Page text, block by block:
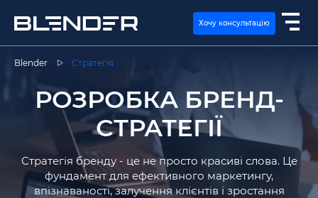
ПОСЛУГИ
ЕКСПЕРТИЗА
КЕЙСИ
Хочу консультацію
Blender Стратегія
РОЗРОБКА БРЕНД-
СТРАТЕГІЇ
Стратегія бренду - це не просто красиві слова. Це
фундамент для ефективного маркетингу,
впізнаваності, залучення клієнтів і зростання